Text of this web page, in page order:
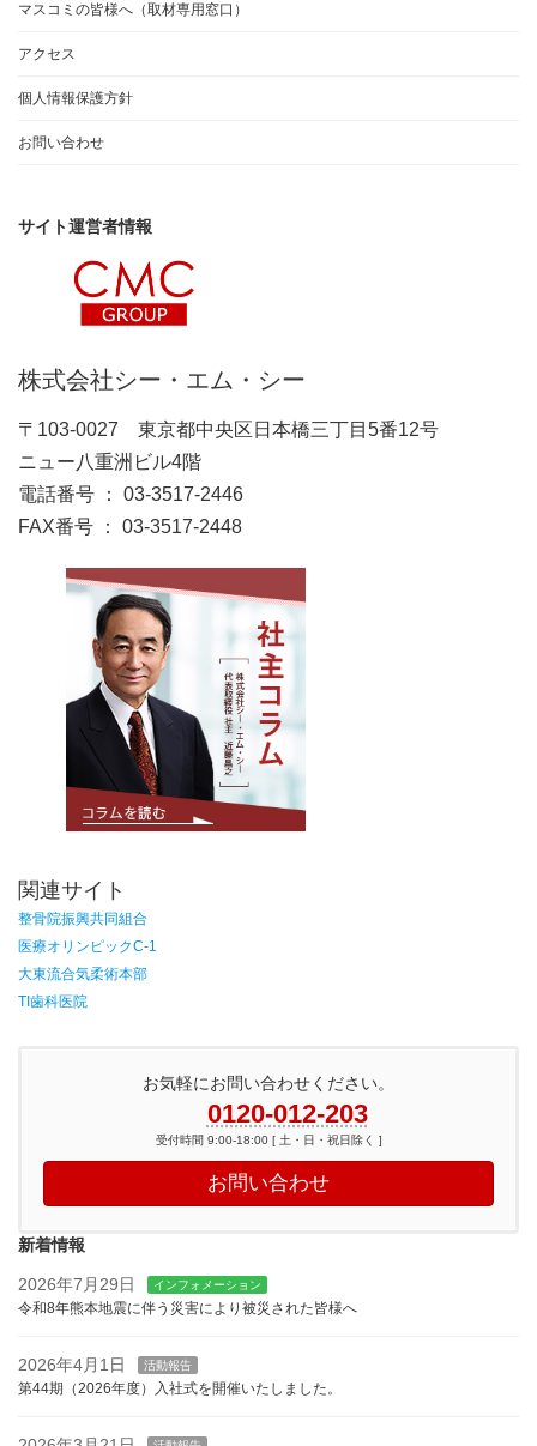
マスコミの皆様へ（取材専用窓口）
アクセス
個人情報保護方針
お問い合わせ
サイト運営者情報
株式会社シー・エム・シー
〒103-0027 東京都中央区日本橋三丁目5番12号
ニュー八重洲ビル4階
電話番号 ： 03-3517-2446
FAX番号 ： 03-3517-2448
関連サイト
整骨院振興共同組合
医療オリンピックC-1
大東流合気柔術本部
TI歯科医院
お気軽にお問い合わせください。
0120-012-203
受付時間 9:00-18:00 [ 土・日・祝日除く ]
お問い合わせ
新着情報
2026年7月29日 インフォメーション
令和8年熊本地震に伴う災害により被災された皆様へ
2026年4月1日 活動報告
第44期（2026年度）入社式を開催いたしました。